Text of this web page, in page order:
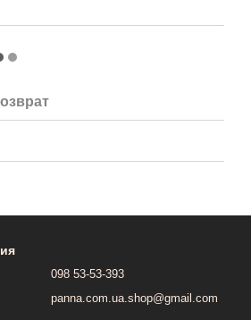
098 53-53-393
panna.com.ua.shop@gmail.com